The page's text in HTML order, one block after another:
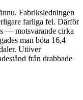
Fabriksledningen
farliga fel. Därför
— motsvarande cirka
man böta 16,4
Utöver
från drabbade